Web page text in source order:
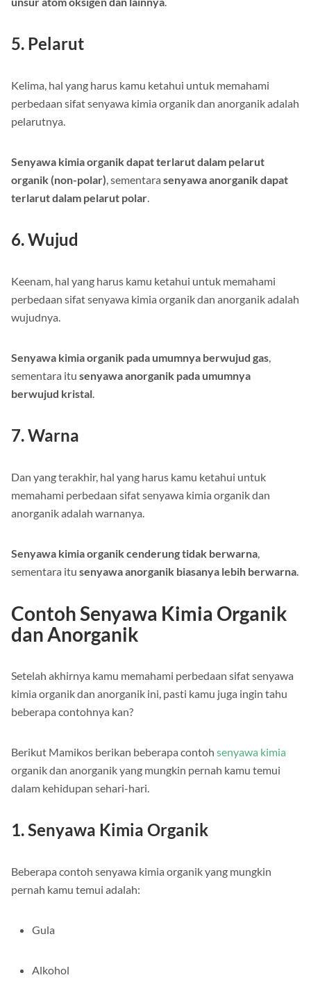
5. Pelarut
Kelima, hal yang harus kamu ketahui untuk memahami
perbedaan sifat senyawa kimia organik dan anorganik adalah
pelarutnya.
Senyawa kimia organik dapat terlarut dalam pelarut
organik (non-polar) , sementara senyawa anorganik dapat
terlarut dalam pelarut polar
6. Wujud
Keenam, hal yang harus kamu ketahui untuk memahami
perbedaan sifat senyawa kimia organik dan anorganik adalah
wujudnya.
Senyawa kimia organik pada umumnya berwujud gas
sementara itu senyawa anorganik pada umumnya
berwujud kristal
7. Warna
Dan yang terakhir, hal yang harus kamu ketahui untuk
memahami perbedaan sifat senyawa kimia organik dan
anorganik adalah warnanya.
Senyawa kimia organik cenderung tidak berwarna
sementara itu senyawa anorganik biasanya lebih berwarna
Contoh Senyawa Kimia Organik
dan Anorganik
Setelah akhirnya kamu memahami perbedaan sifat senyawa
kimia organik dan anorganik ini, pasti kamu juga ingin tahu
beberapa contohnya kan?
Berikut Mamikos berikan beberapa contoh senyawa kimia
organik dan anorganik yang mungkin pernah kamu temui
dalam kehidupan sehari-hari.
1. Senyawa Kimia Organik
Beberapa contoh senyawa kimia organik yang mungkin
pernah kamu temui adalah:
Gula
Alkohol